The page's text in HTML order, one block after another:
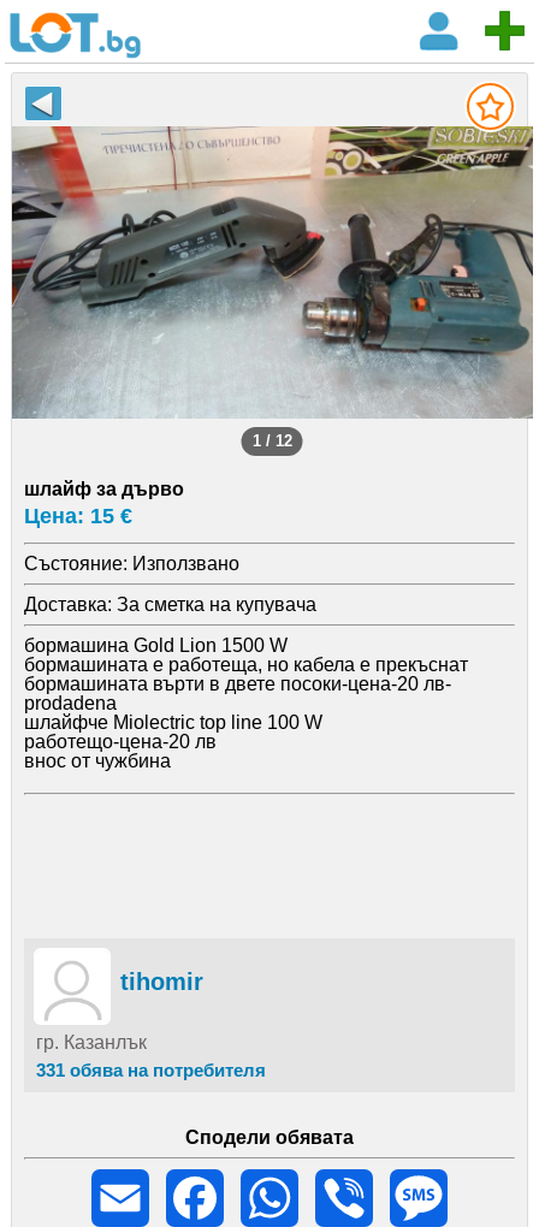
1 / 12
шлайф за дърво
Цена: 15 €
Състояние: Използвано
Доставка: За сметка на купувача
бормашина Gold Lion 1500 W
бормашината е работеща, но кабела е прекъснат
бормашината върти в двете посоки-цена-20 лв-
prodadena
шлайфче Miolectric top line 100 W
работещо-цена-20 лв
внос от чужбина
tihomir
гр. Казанлък
331 обява на потребителя
Сподели обявата
Email
Facebook WhatsApp Viber